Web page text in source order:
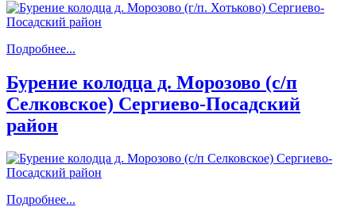
Подробнее...
Бурение колодца д. Морозово (с/п
Селковское) Сергиево-Посадский
район
Подробнее...